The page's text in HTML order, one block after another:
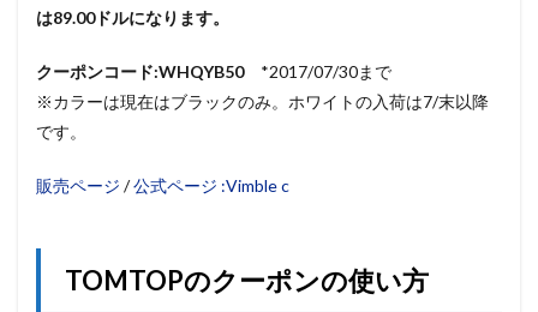
は89.00ドルになります。
クーポンコード:WHQYB50*2017/07/30まで
※カラーは現在はブラックのみ。ホワイトの入荷は7/末以降
です。
販売ページ /公式ページ :Vimble c
TOMTOPのクーポンの使い方